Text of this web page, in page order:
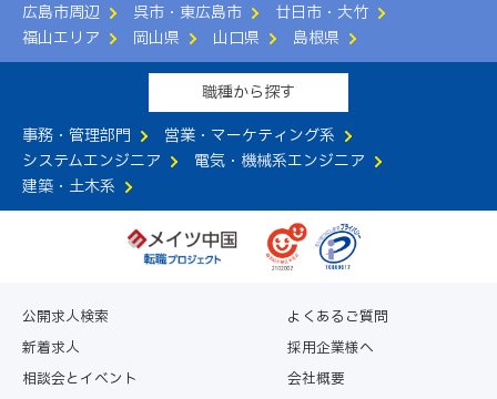
広島市周辺
呉市・東広島市
廿日市・大竹
福山エリア
岡山県 山口県 島根県
職種から探す
事務・管理部門
営業・マーケティング系
システムエンジニア
電気・機械系エンジニア
建築・土木系
公開求人検索
新着求人
相談会とイベント
よくあるご質問
採用企業様へ
会社概要